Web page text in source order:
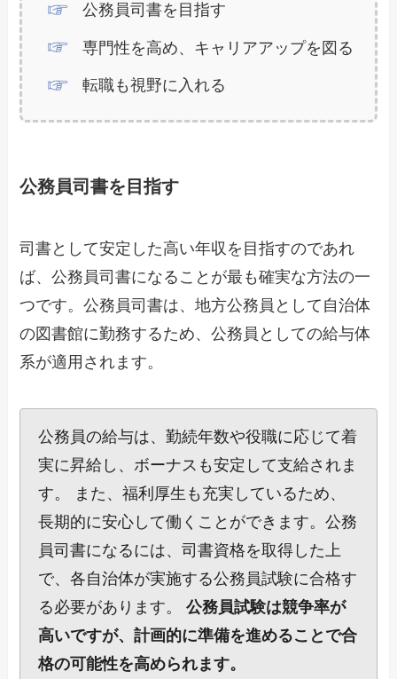
公務員司書を目指す
専門性を高め、キャリアアップを図る
転職も視野に入れる
公務員司書を目指す
司書として安定した高い年収を目指すのであれ
ば、公務員司書になることが最も確実な方法の一
つです。公務員司書は、地方公務員として自治体
の図書館に勤務するため、公務員としての給与体
系が適用されます。
公務員の給与は、勤続年数や役職に応じて着
実に昇給し、ボーナスも安定して支給されま
す。 また、福利厚生も充実しているため、
長期的に安心して働くことができます。公務
員司書になるには、司書資格を取得した上
で、各自治体が実施する公務員試験に合格す
る必要があります。公務員試験は競争率が
高いですが、計画的に準備を進めることで合
格の可能性を高められます。